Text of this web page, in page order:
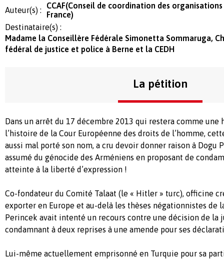
Auteur(s) :
CCAF(Conseil de coordination des
France)
Destinataire(s) :
Madame la Conseillère Fédérale Simonetta Sommaruga,
fédéral de justice et police à Berne et la CEDH
La pétition
Dans un arrêt du 17 décembre 2013 qui restera comme une
l’histoire de la Cour Européenne des droits de l’homme,
aussi mal porté son nom, a cru devoir donner raison à Dogu
assumé du génocide des Arméniens en proposant de
atteinte à la liberté d’expression !
Co-fondateur du Comité Talaat (le « Hitler » turc), officine
exporter en Europe et au-delà les thèses négationnistes de
Perincek avait intenté un recours contre une décision de la
condamnant à deux reprises à une amende pour ses
Lui-même actuellement emprisonné en Turquie pour sa